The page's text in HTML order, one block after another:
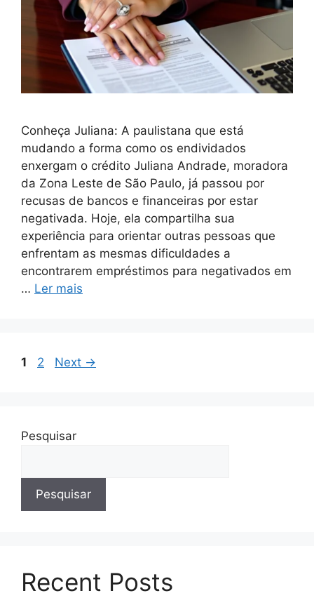
Conheça Juliana: A paulistana que está
mudando a forma como os endividados
enxergam o crédito Juliana Andrade, moradora
da Zona Leste de São Paulo, já passou por
recusas de bancos e financeiras por estar
negativada. Hoje, ela compartilha sua
experiência para orientar outras pessoas que
enfrentam as mesmas dificuldades a
encontrarem empréstimos para negativados em
… Ler mais
Page
1 Page
2 Next →
Pesquisar
Pesquisar
Recent Posts